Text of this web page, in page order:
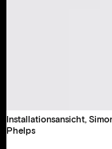
Installationsansicht,
Phelps